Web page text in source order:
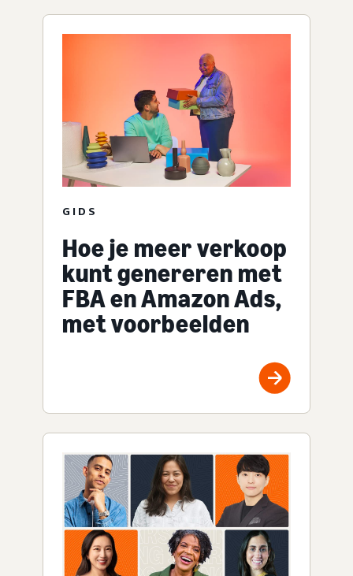
GIDS
Hoe je meer verkoop
kunt genereren met
FBA en Amazon Ads,
met voorbeelden